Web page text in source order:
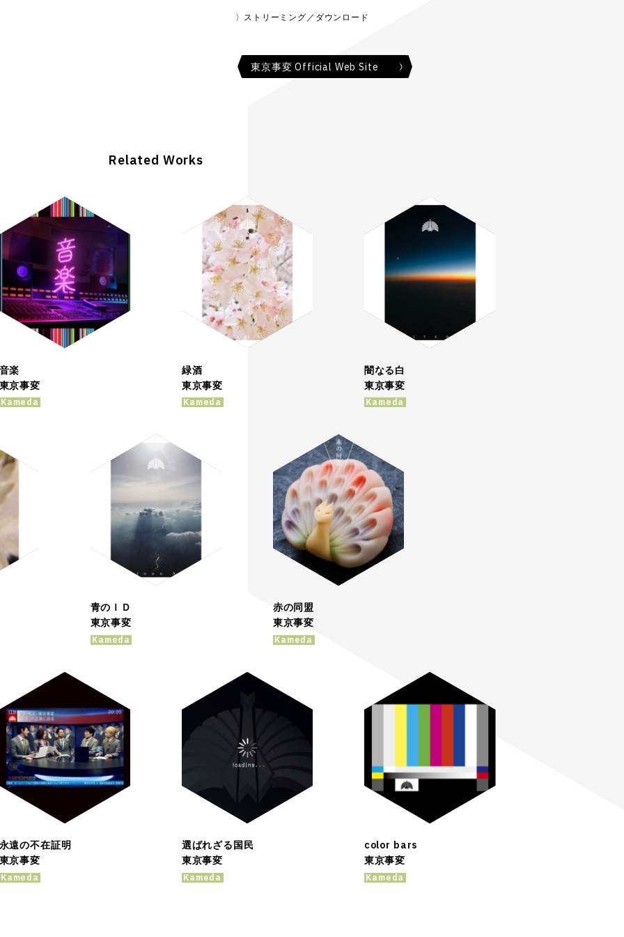
ストリーミング／ダウンロード
東京事変 Official Web Site
Related Works
楽
京事変
Kameda
緑酒
東京事変
Kameda
闇なる白
東京事変
Kameda
青のＩＤ
東京事変
Kameda
赤の同盟
東京事変
Kameda
遠の不在証明
京事変
Kameda
選ばれざる国民
東京事変
Kameda
color bars
東京事変
Kameda